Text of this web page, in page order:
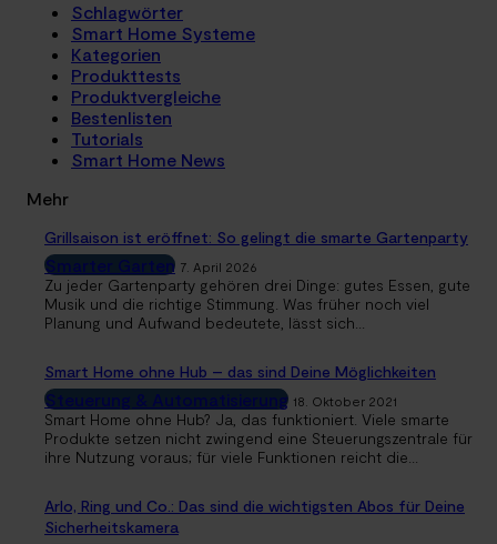
Schlagwörter
Smart Home Systeme
Kategorien
Produkttests
Produktvergleiche
Bestenlisten
Tutorials
Smart Home News
Mehr
Grillsaison ist eröffnet: So gelingt die smarte Gartenparty
Smarter Garten 7. April 2026
Zu jeder Gartenparty gehören drei Dinge: gutes Essen, gute
Musik und die richtige Stimmung. Was früher noch viel
Planung und Aufwand bedeutete, lässt sich...
Smart Home ohne Hub – das sind Deine Möglichkeiten
Steuerung & Automatisierung 18. Oktober 2021
Smart Home ohne Hub? Ja, das funktioniert. Viele smarte
Produkte setzen nicht zwingend eine Steuerungszentrale für
ihre Nutzung voraus; für viele Funktionen reicht die...
Arlo, Ring und Co.: Das sind die wichtigsten Abos für Deine
Sicherheitskamera